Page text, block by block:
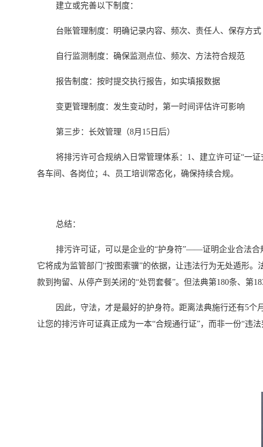
建立或完善以下制度：
台账管理制度：明确记录内容、频次、责任人、保存方式
自行监测制度：确保监测点位、频次、方法符合规范
报告制度：按时提交执行报告，如实填报数据
变更管理制度：发生变动时，第一时间评估许可影响
第三步：长效管理（8月15日后）
将排污许可合规纳入日常管理体系：1、建立许可证“一
各车间、各岗位；4、员工培训常态化，确保持续合规。
总结：
排污许可证，可以是企业的“护身符”——证明企业合法
它将成为监管部门“按图索骥”的依据，让违法行为无处遁形
款到拘留、从停产到关闭的“处罚套餐”。但法典第180条、第
因此，守法，才是最好的护身符。距离法典施行还有5
让您的排污许可证真正成为一本“合规通行证”，而非一份“违